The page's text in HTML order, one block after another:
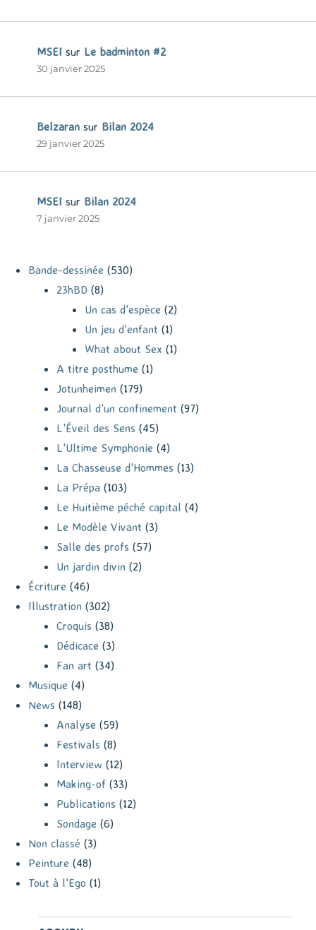
MSEI sur Le badminton #2
30 janvier 2025
Belzaran sur Bilan 2024
29 janvier 2025
MSEI sur Bilan 2024
7 janvier 2025
Bande-dessinée (530)
23hBD (8)
Un cas d'espèce (2)
Un jeu d'enfant (1)
What about Sex (1)
A titre posthume (1)
Jotunheimen (179)
Journal d'un confinement (97)
L'Éveil des Sens (45)
L'Ultime Symphonie (4)
La Chasseuse d'Hommes (13)
La Prépa (103)
Le Huitième péché capital (4)
Le Modèle Vivant (3)
Salle des profs (57)
Un jardin divin (2)
Écriture (46)
Illustration (302)
Croquis (38)
Dédicace (3)
Fan art (34)
Musique (4)
News (148)
Analyse (59)
Festivals (8)
Interview (12)
Making-of (33)
Publications (12)
Sondage (6)
Non classé (3)
Peinture (48)
Tout à l'Ego (1)